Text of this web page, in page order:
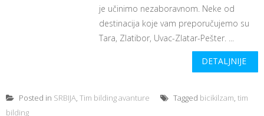
je učinimo nezaboravnom. Neke od
destinacija koje vam preporučujemo su
Tara, Zlatibor, Uvac-Zlatar-Pešter. ...
DETALJNIJE
Posted in SRBIJA, Tim bilding avanture Tagged bicikilzam, tim
bilding